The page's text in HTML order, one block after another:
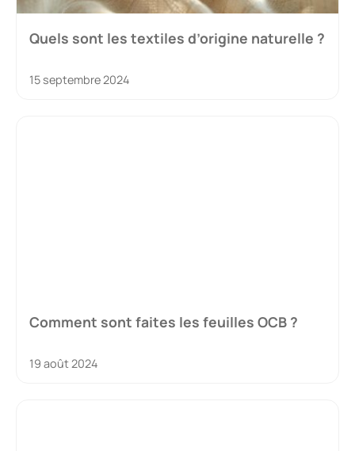
Quels sont les textiles d’origine naturelle ?
15 septembre 2024
Comment sont faites les feuilles OCB ?
19 août 2024